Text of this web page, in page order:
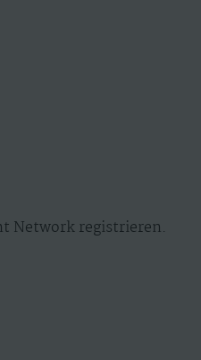
Network registrieren.